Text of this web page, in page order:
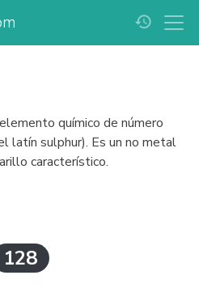
history
químico de número
latín sulphur). Es un no metal
característico.
128